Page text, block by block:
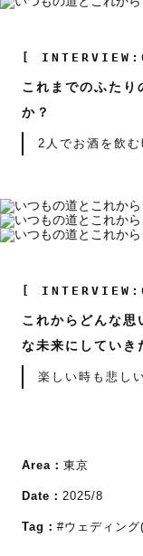
[
これまでのふたり
か？
2人でお酒を飲む
[
これからどんな思
な未来にしていき
楽しい時も悲し
Area： 東京
Date： 2025/8
Tag： #ウェディン